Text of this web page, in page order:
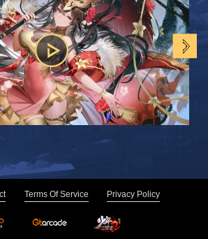
Terms Of Service Privacy Policy